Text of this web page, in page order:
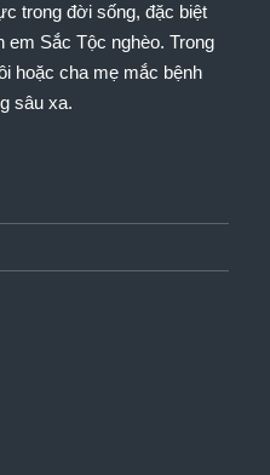
trong đời sống, đặc biệt
em Sắc Tộc nghèo. Trong
hoặc cha mẹ mắc bệnh
sâu xa.